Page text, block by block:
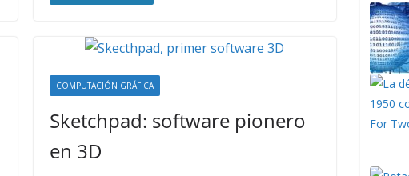
COMPUTACIÓN GRÁFICA
Sketchpad: software pionero
en 3D